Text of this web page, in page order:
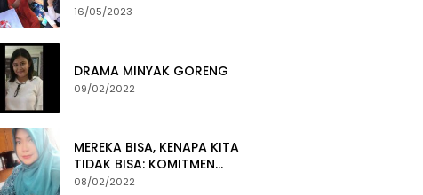
membawa Program Layanan
16/05/2023
DRAMA MINYAK GORENG
09/02/2022
MEREKA BISA, KENAPA KITA
TIDAK BISA: KOMITMEN
PEMBERANTASAN KORUPSI
08/02/2022